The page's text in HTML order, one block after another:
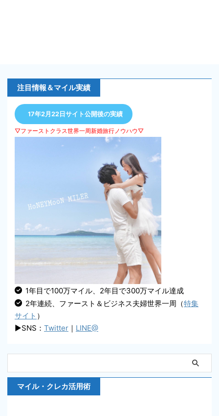
です。 地方在住者も嬉しい！国
内線マイル追加無し まずは一番
オーソドックスな例です。 例え
ば、愛媛県の …
注目情報＆マイル実績
17年2月22日サイト公開後の実績
▽ファーストクラス世界一周新婚旅行ノウハウ▽
1年目で100万マイル、2年目で300万マイル達成
2年連続、ファースト＆ビジネス夫婦世界一周（特集
サイト ）
▶SNS： Twitter ｜ LINE@
マイル・クレカ活用術